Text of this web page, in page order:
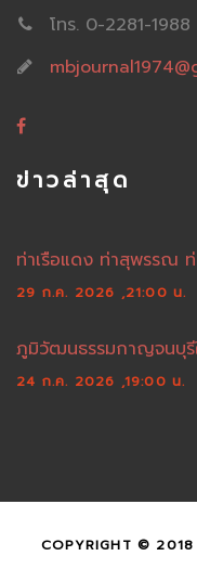
โทร. 0-2281-1988
ข่าวล่าสุด
ท่าเรือแดง ท่าสุพรรณ ท่
29 ก.ค. 2026 ,21:00 น.
ภูมิวัฒนธรรมกาญจนบุรีใ
24 ก.ค. 2026 ,19:00 น.
COPYRIGHT ©